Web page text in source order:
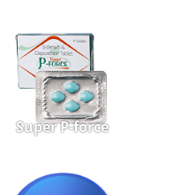
Super P-force